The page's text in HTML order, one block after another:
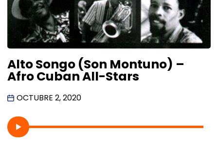
Alto Songo (Son Montuno) –
Afro Cuban All-Stars
OCTUBRE 2, 2020